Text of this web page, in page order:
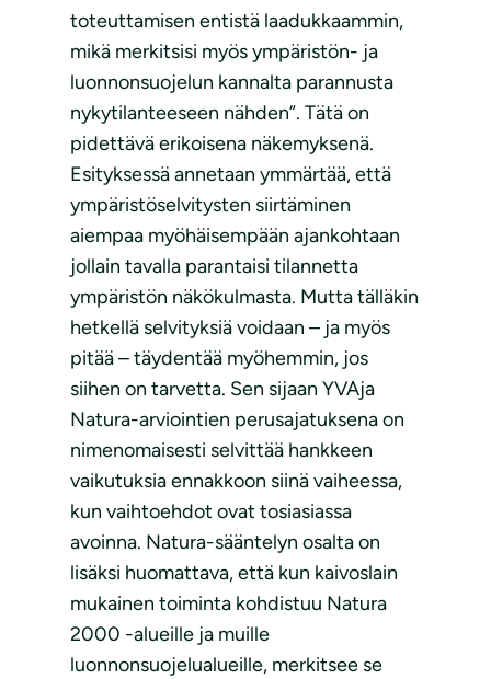
toteuttamisen entistä laadukkaammin,
mikä merkitsisi myös ympäristön- ja
luonnonsuojelun kannalta parannusta
nykytilanteeseen nähden”. Tätä on
pidettävä erikoisena näkemyksenä.
Esityksessä annetaan ymmärtää, että
ympäristöselvitysten siirtäminen
aiempaa myöhäisempään ajankohtaan
jollain tavalla parantaisi tilannetta
ympäristön näkökulmasta. Mutta tälläkin
hetkellä selvityksiä voidaan – ja myös
pitää – täydentää myöhemmin, jos
siihen on tarvetta. Sen sijaan YVAja
Natura-arviointien perusajatuksena on
nimenomaisesti selvittää hankkeen
vaikutuksia ennakkoon siinä vaiheessa,
kun vaihtoehdot ovat tosiasiassa
avoinna. Natura-sääntelyn osalta on
lisäksi huomattava, että kun kaivoslain
mukainen toiminta kohdistuu Natura
2000 -alueille ja muille
luonnonsuojelualueille, merkitsee se